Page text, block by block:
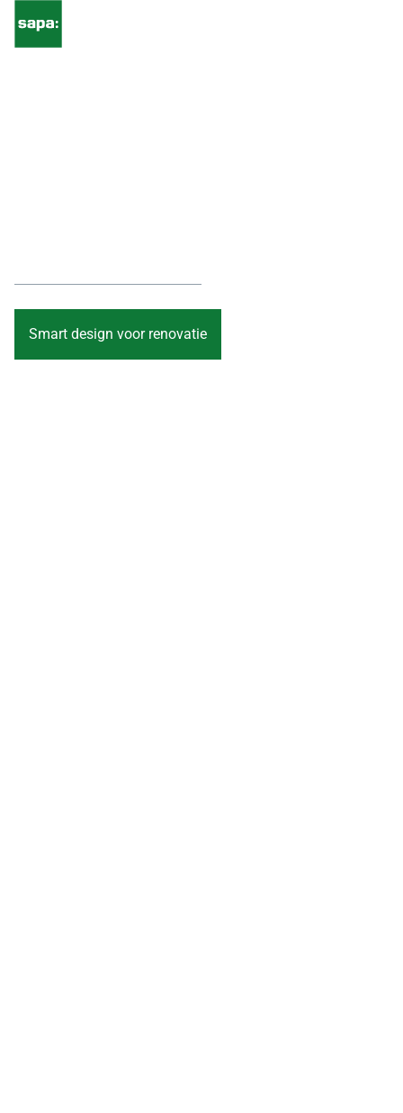
Smart design voor renovatie